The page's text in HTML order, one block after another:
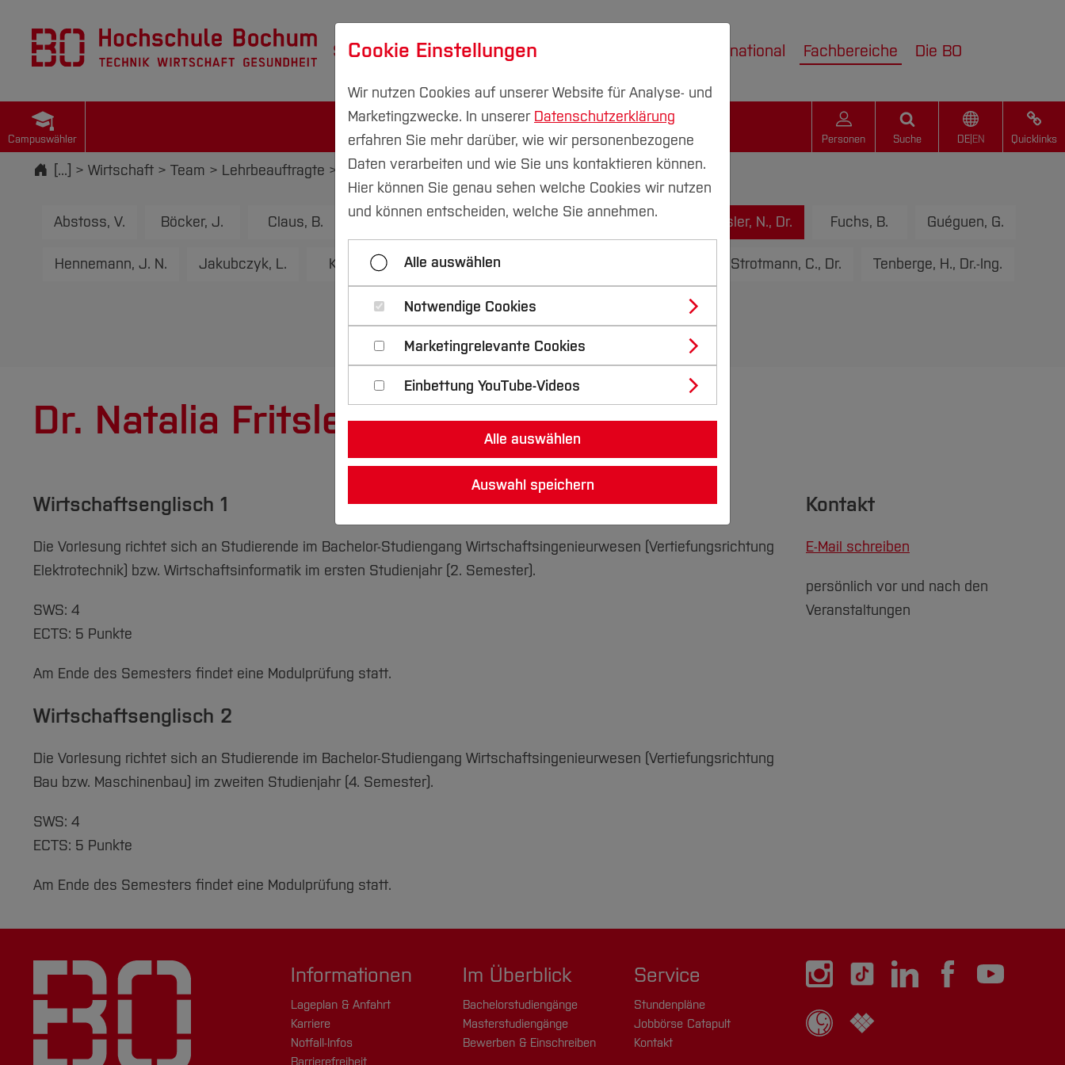
Studium Forschung & Transfer International Fachbereiche Die BO
Campuswähler Personen Suche DE| EN Quicklinks
Startseite
[...] Wirtschaft Team Lehrbeauftragte Fritsler, N., Dr.
Abstoss, V. Böcker, J. Claus, B. Dollereder, P., Dr. Fasel, W. Fink, H. J. Fritsler, N., Dr. Fuchs, B. Guéguen, G.
Hennemann, J. N. Jakubczyk, L. Kiygi, N. Kolb, Ch. Strotmann, C., Dr. Tenberge, H., Dr.-Ing.
Türksch, H. Wicke, Th. Wildenheim, G., Dr.
Dr. Natalia Fritsler
Wirtschaftsenglisch 1
Die Vorlesung richtet sich an Studierende im Bachelor-Studiengang Wirtschaftsingenieurwesen (Vertiefungsrichtung
Elektrotechnik) bzw. Wirtschaftsinformatik im ersten Studienjahr (2. Semester).
SWS: 4
ECTS: 5 Punkte
Am Ende des Semesters findet eine Modulprüfung statt.
Wirtschaftsenglisch 2
Die Vorlesung richtet sich an Studierende im Bachelor-Studiengang Wirtschaftsingenieurwesen (Vertiefungsrichtung
Bau bzw. Maschinenbau) im zweiten Studienjahr (4. Semester).
SWS: 4
ECTS: 5 Punkte
Am Ende des Semesters findet eine Modulprüfung statt.
Kontakt
E-Mail schreiben
persönlich vor und nach den
Veranstaltungen
Informationen
Lageplan & Anfahrt
Karriere
Notfall-Infos
Barrierefreiheit
Im Überblick
Bachelorstudiengänge
Masterstudiengänge
Bewerben & Einschreiben
Service
Stundenpläne
Jobbörse Catapult
Kontakt
Cookie Einstellungen
Wir nutzen Cookies auf unserer Website für Analyse- und
Marketingzwecke. In unserer Datenschutzerklärung
erfahren Sie mehr darüber, wie wir personenbezogene
Daten verarbeiten und wie Sie uns kontaktieren können.
Hier können Sie genau sehen welche Cookies wir nutzen
und können entscheiden, welche Sie annehmen.
Alle auswählen
Notwendige Cookies
Marketingrelevante Cookies
Einbettung YouTube-Videos
Alle auswählen
Auswahl speichern